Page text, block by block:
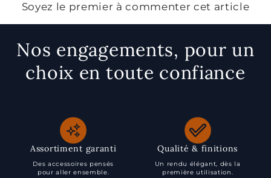
Soyez le premier à commenter cet article
Nos engagements, pour un
choix en toute confiance
Assortiment garanti
Des accessoires pensés
pour aller ensemble.
Qualité & finitions
Un rendu élégant, dès la
première utilisation.